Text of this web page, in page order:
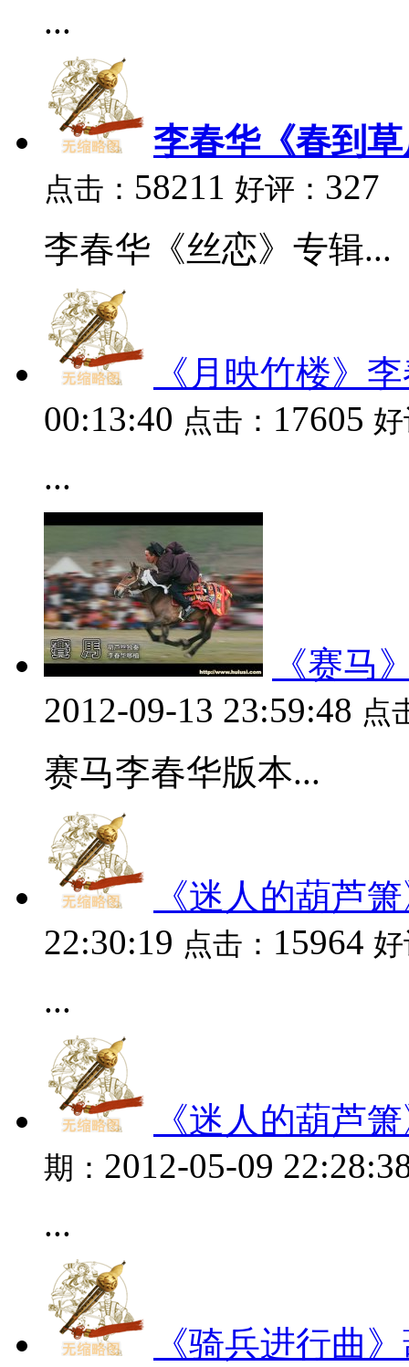
...
李春华《春到
点击： 58211 好评： 327
李春华《丝恋》专辑...
《月映竹楼》
00:13:40 点击： 17605
...
《赛马
2012-09-13 23:59:48 点
赛马李春华版本...
《迷人的葫芦
22:30:19 点击： 15964
...
《迷人的葫芦
期： 2012-05-09
...
《骑兵进行曲